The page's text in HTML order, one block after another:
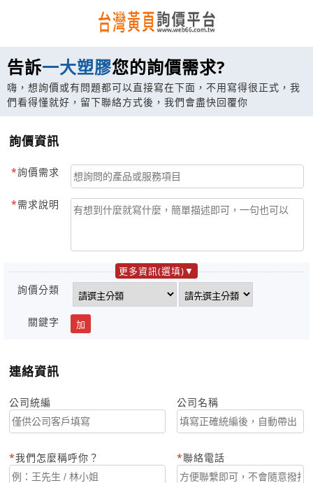
告訴一大塑膠您的詢價需求?
嗨，想詢價或有問題都可以直接寫在下面，不用寫得很正式，我
們看得懂就好，留下聯絡方式後，我們會盡快回覆你
詢價資訊
詢價需求
需求說明
更多資訊(選填)
詢價分類
關鍵字 加
連絡資訊
公司統編 公司名稱
我們怎麼稱呼你？ 聯絡電話